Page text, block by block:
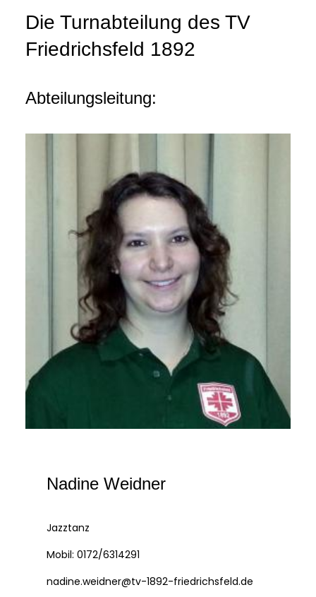
Die Turnabteilung des TV
Friedrichsfeld 1892
Abteilungsleitung:
Nadine Weidner
Jazztanz
Mobil: 0172/6314291
nadine.weidner@tv-1892-friedrichsfeld.de